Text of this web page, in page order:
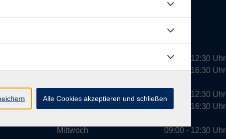
Dienstag
Mittwoch
09:00 - 12:30 Uhr
13:00 - 16:30 Uhr
10:00 - 12:30 Uhr
13:00 - 16:30 Uhr
09:00 - 12:30 Uhr
Alle Cookies akzeptieren und schließen